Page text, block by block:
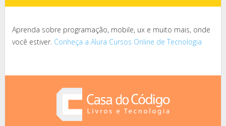
Aprenda sobre programação, mobile, ux e muito mais, onde
você estiver. Conheça a Alura Cursos Online de Tecnologia